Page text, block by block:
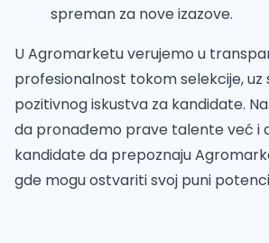
spreman za nove izazove.
U Agromarketu verujemo u
profesionalnost tokom selekcije, uz
pozitivnog iskustva za kandidate.
da pronađemo prave talente već i
kandidate da prepoznaju
gde mogu ostvariti svoj puni